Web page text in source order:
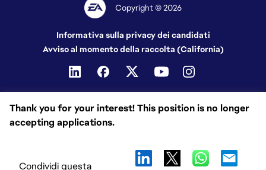
Thank you for your interest! This position is no longer
accepting applications.
Condividi questa
Copyright © 2026
Informativa sulla privacy dei candidati
Avviso al momento della raccolta (California)